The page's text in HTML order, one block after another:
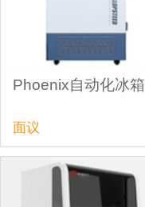
Phoenix自动化冰箱
面议